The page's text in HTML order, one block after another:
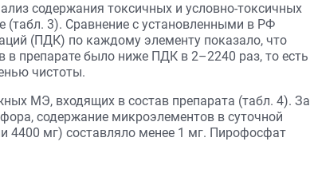
содержания токсичных и условно-токсичных
(табл. 3). Сравнение с установленными в РФ
(ПДК) по каждому элементу показало, что
в препарате было ниже ПДК в 2–2240 раз, то есть
чистоты.
МЭ, входящих в состав препарата (табл. 4). За
содержание микроэлементов в суточной
4400 мг) составляло менее 1 мг. Пирофосфат